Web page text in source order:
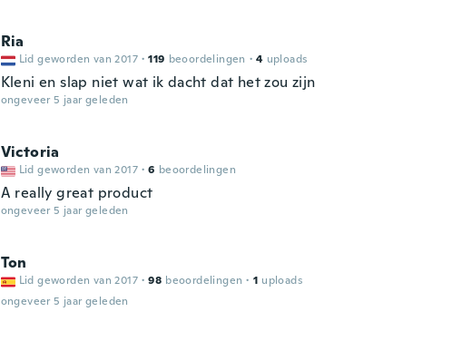
Ria
Lid geworden van 2017 · 119 beoordelingen · 4 uploads
Kleni en slap niet wat ik dacht dat het zou zijn
ongeveer 5 jaar geleden
Victoria
Lid geworden van 2017 · 6 beoordelingen
A really great product
ongeveer 5 jaar geleden
Ton
Lid geworden van 2017 · 98 beoordelingen · 1 uploads
ongeveer 5 jaar geleden